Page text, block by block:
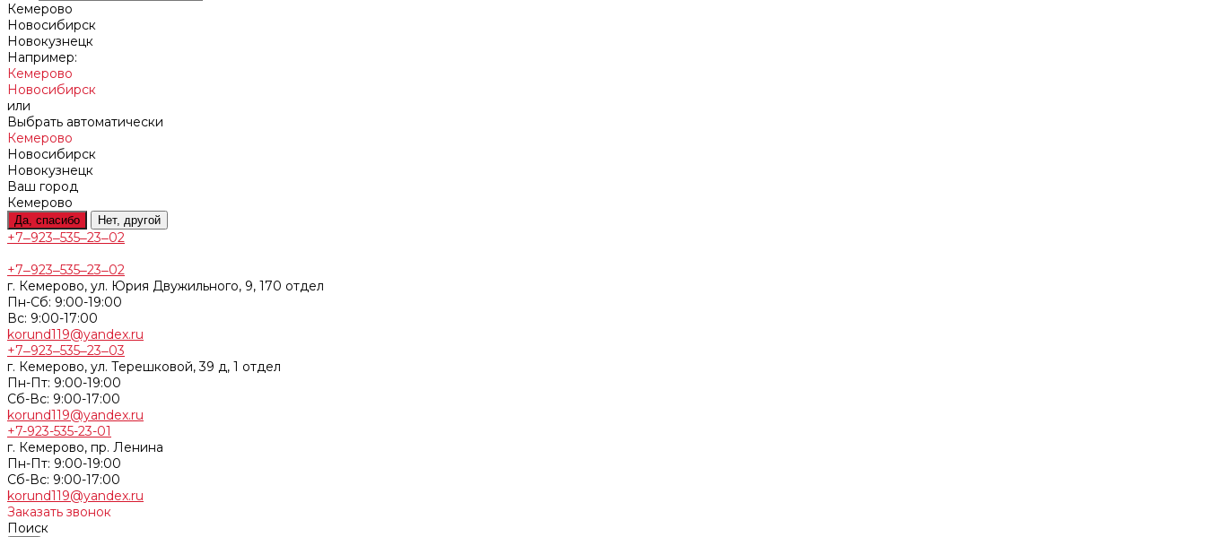
Кемерово
Новосибирск
Новокузнецк
Например:
Кемерово
Новосибирск
или
Выбрать автоматически
Кемерово
Новосибирск
Новокузнецк
Ваш город
Кемерово
Да, спасибо Нет, другой
+7‒923‒535‒23‒02
+7‒923‒535‒23‒02
г. Кемерово, ул. Юрия Двужильного, 9, 170 отдел
Пн-Сб: 9:00-19:00
Вс: 9:00-17:00
korund119@yandex.ru
+7‒923‒535‒23‒03
г. Кемерово, ул. Терешковой, 39 д, 1 отдел
Пн-Пт: 9:00-19:00
Cб-Вс: 9:00-17:00
korund119@yandex.ru
+7-923-535-23-01
г. Кемерово, пр. Ленина
Пн-Пт: 9:00-19:00
Cб-Вс: 9:00-17:00
korund119@yandex.ru
Заказать звонок
Поиск